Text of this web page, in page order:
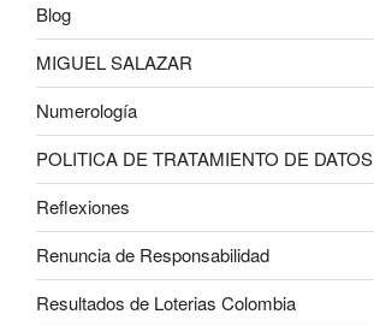
Blog
MIGUEL SALAZAR
Numerología
POLITICA DE TRATAMIENTO DE DATOS
Reflexiones
Renuncia de Responsabilidad
Resultados de Loterias Colombia